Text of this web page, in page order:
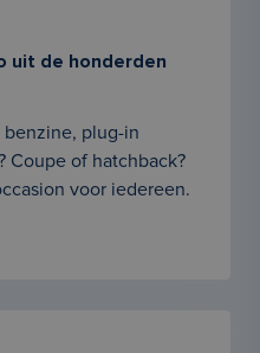
uit de honderden
plug-in
Coupe of hatchback?
voor iedereen.